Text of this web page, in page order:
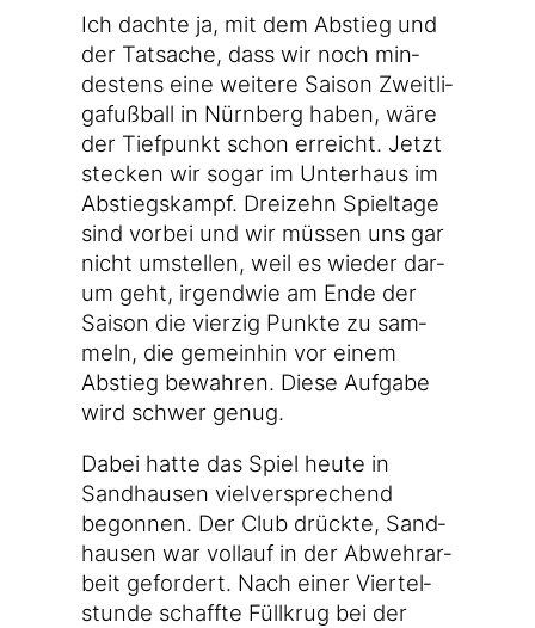
Ich dach­te ja, mit dem Abstieg und
der Tat­sa­che, dass wir noch min­
des­tens eine wei­te­re Sai­son Zweit­li­
ga­fuß­ball in Nürn­berg haben, wäre
der Tief­punkt schon erreicht. Jetzt
ste­cken wir sogar im Unter­haus im
Abstiegs­kampf. Drei­zehn Spiel­ta­ge
sind vor­bei und wir müs­sen uns gar
nicht umstel­len, weil es wie­der dar­
um geht, irgend­wie am Ende der
Sai­son die vier­zig Punk­te zu sam­
meln, die gemein­hin vor einem
Abstieg bewah­ren. Die­se Auf­ga­be
wird schwer genug.
Dabei hat­te das Spiel heu­te in
Sand­hau­sen viel­ver­spre­chend
begon­nen. Der Club drück­te, Sand­
hau­sen war voll­auf in der Abwehr­ar­
beit gefor­dert. Nach einer Vier­tel­
stun­de schaff­te Füll­krug bei der